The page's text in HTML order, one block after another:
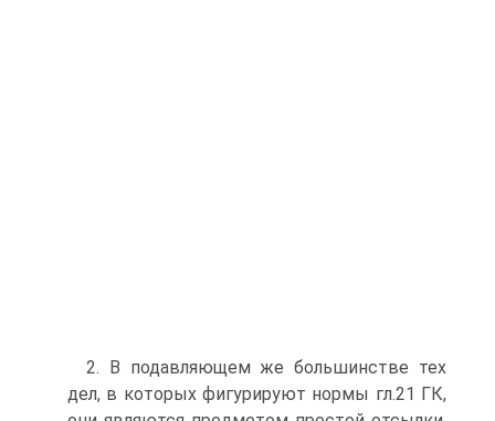
2. В подавляющем же большинстве тех
дел, в которых фигурируют нормы гл.21 ГК,